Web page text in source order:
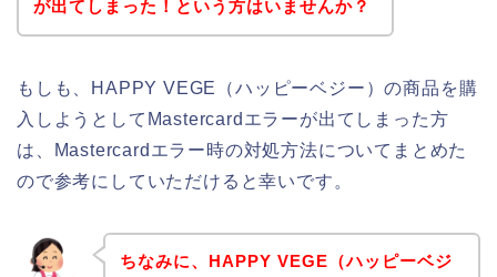
が出てしまった！という方はいませんか？
もしも、HAPPY VEGE（ハッピーベジー）の商品を購
入しようとしてMastercardエラーが出てしまった方
は、Mastercardエラー時の対処方法についてまとめた
ので参考にしていただけると幸いです。
ちなみに、HAPPY VEGE（ハッピーベジ